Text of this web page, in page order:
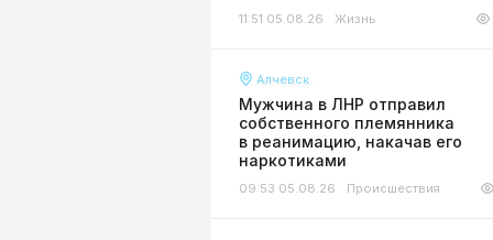
11:51 05.08.26 Жизнь
Алчевск
Мужчина в ЛНР отправил
собственного племянника
в реанимацию, накачав его
наркотиками
09:53 05.08.26 Происшествия